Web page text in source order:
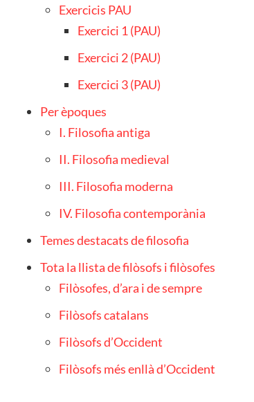
Exercicis PAU
Exercici 1 (PAU)
Exercici 2 (PAU)
Exercici 3 (PAU)
Per èpoques
I. Filosofia antiga
II. Filosofia medieval
III. Filosofia moderna
IV. Filosofia contemporània
Temes destacats de filosofia
Tota la llista de filòsofs i filòsofes
Filòsofes, d’ara i de sempre
Filòsofs catalans
Filòsofs d’Occident
Filòsofs més enllà d’Occident